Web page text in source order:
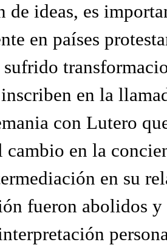
de ideas, es
en países
en la
con Lutero
cambio en la
en su
fueron abolidos